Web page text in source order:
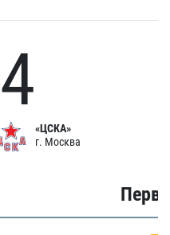
«ЦСКА»
г. Москва